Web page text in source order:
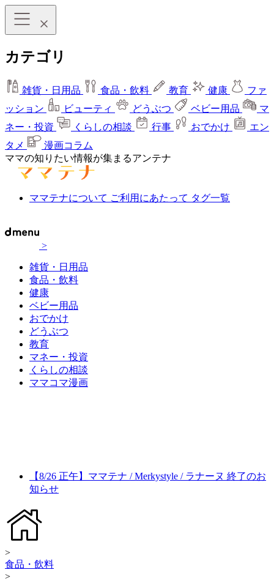
カテゴリ
雑貨・日用品 食品・飲料 教育 健康
ファ
ッション
ビューティ どうぶつ ベビー用品
マ
ネー・投資
くらしの相談 行事 おでかけ
エン
タメ
漫画コラム
ママの知りたい情報が集まるアンテナ
ママテナについて ご利用にあたって タグ一覧
>
雑貨・日用品
食品・飲料
健康
ベビー用品
おでかけ
どうぶつ
教育
マネー・投資
くらしの相談
ママコマ漫画
【8/26 正午】ママテナ / Merkystyle / ラナーヌ 終了のお
知らせ
>
食品・飲料
>